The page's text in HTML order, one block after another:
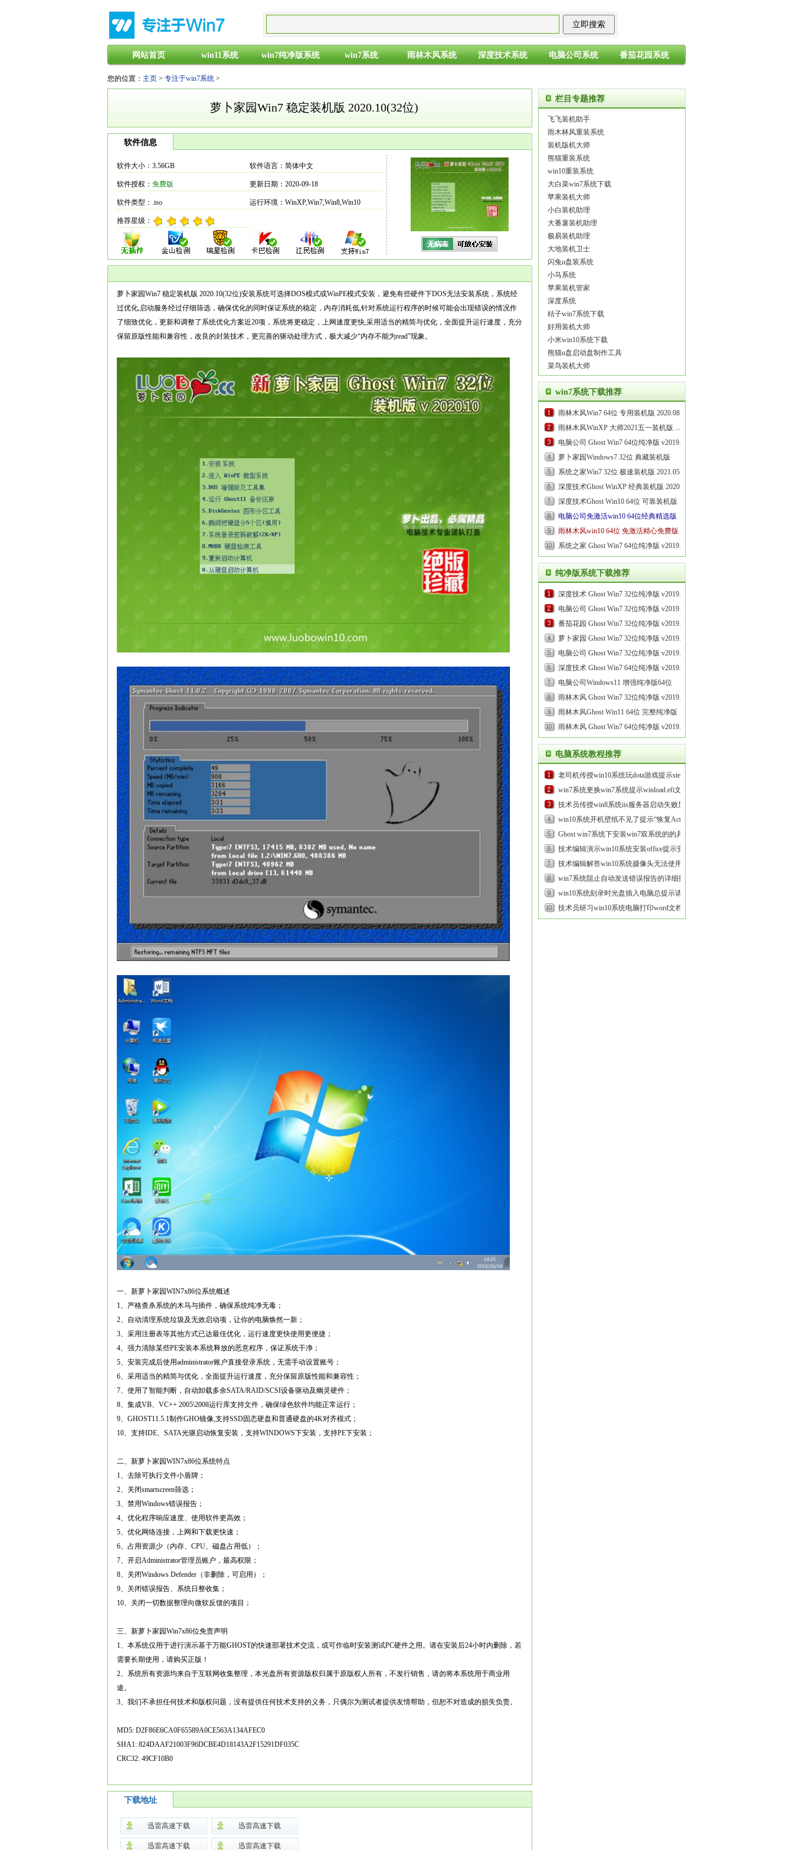
网站首页 win11系统 win7纯净版系统 win7系统 雨林木风系统 深度技术系统 电脑公司系统 番茄花园系统
您的位置： 主页 > 专注于win7系统 >
萝卜家园Win7 稳定装机版 2020.10(32位)
软件信息
软件大小：3.56GB 软件语言：简体中文
软件授权： 免费版 更新日期：2020-09-18
软件类型：.iso 运行环境：WinXP,Win7,Win8,Win10
推荐星级：
萝卜家园Win7 稳定装机版 2020.10(32位)安装系统可选择DOS模式或WinPE模式安装，避免有些硬件下DOS无法安装系统，系统经
过优化,启动服务经过仔细筛选，确保优化的同时保证系统的稳定，内存消耗低,针对系统运行程序的时候可能会出现错误的情况作
了细致优化，更新和调整了系统优化方案近20项，系统将更稳定，上网速度更快,采用适当的精简与优化，全面提升运行速度，充分
保留原版性能和兼容性，改良的封装技术，更完善的驱动处理方式，极大减少“内存不能为read”现象。
一、新萝卜家园WIN7x86位系统概述
1、严格查杀系统的木马与插件，确保系统纯净无毒；
2、自动清理系统垃圾及无效启动项，让你的电脑焕然一新；
3、采用注册表等其他方式已达最佳优化，运行速度更快使用更便捷；
4、强力清除某些PE安装本系统释放的恶意程序，保证系统干净；
5、安装完成后使用administrator账户直接登录系统，无需手动设置账号；
6、采用适当的精简与优化，全面提升运行速度，充分保留原版性能和兼容性；
7、使用了智能判断，自动卸载多余SATA/RAID/SCSI设备驱动及幽灵硬件；
8、集成VB、VC++ 2005\2008运行库支持文件，确保绿色软件均能正常运行；
9、GHOST11.5.1制作GHO镜像,支持SSD固态硬盘和普通硬盘的4K对齐模式；
10、支持IDE、SATA光驱启动恢复安装，支持WINDOWS下安装，支持PE下安装；
二、新萝卜家园WIN7x86位系统特点
1、去除可执行文件小盾牌；
2、关闭smartscreen筛选；
3、禁用Windows错误报告；
4、优化程序响应速度、使用软件更高效；
5、优化网络连接，上网和下载更快速；
6、占用资源少（内存、CPU、磁盘占用低）；
7、开启Administrator管理员账户，最高权限；
8、关闭Windows Defender（非删除，可启用）；
9、关闭错误报告、系统日整收集；
10、关闭一切数据整理向微软反馈的项目；
三、新萝卜家园Win7x86位免责声明
1、本系统仅用于进行演示基于万能GHOST的快速部署技术交流，或可作临时安装测试PC硬件之用。请在安装后24小时内删除，若
需要长期使用，请购买正版！
2、系统所有资源均来自于互联网收集整理，本光盘所有资源版权归属于原版权人所有，不发行销售，请勿将本系统用于商业用
途。
3、我们不承担任何技术和版权问题，没有提供任何技术支持的义务，只偶尔为测试者提供友情帮助，但恕不对造成的损失负责。
MD5: D2F86E6CA0F65589A0CE563A134AFEC0
SHA1: 824DAAF21003F96DCBE4D18143A2F15291DF035C
CRC32: 49CF10B0
下载地址
迅雷高速下载 迅雷高速下载
迅雷高速下载 迅雷高速下载
栏目专题推荐
飞飞装机助手
雨木林风重装系统
装机版机大师
熊猫重装系统
win10重装系统
大白菜win7系统下载
苹果装机大师
小白装机助理
大番薯装机助理
极易装机助理
大地装机卫士
闪兔u盘装系统
小马系统
苹果装机管家
深度系统
桔子win7系统下载
好用装机大师
小米win10系统下载
熊猫u盘启动盘制作工具
菜鸟装机大师
win7系统下载推荐
雨林木风Win7 64位 专用装机版 2020.08...
雨林木风WinXP 大师2021五一装机版 ...
电脑公司 Ghost Win7 64位纯净版 v2019.04...
萝卜家园Windows7 32位 典藏装机版
2021.09...
系统之家Win7 32位 极速装机版 2021.05...
深度技术Ghost WinXP 经典装机版 2020.09...
深度技术Ghost Win10 64位 可靠装机版
2021.06...
电脑公司免激活win10 64位经典精选版
v2022.03...
雨林木风win10 64位 免激活精心免费版
v2021.12...
系统之家 Ghost Win7 64位纯净版 v2019.08...
纯净版系统下载推荐
深度技术 Ghost Win7 32位纯净版 v2019.07...
电脑公司 Ghost Win7 32位纯净版 v2019.06...
番茄花园 Ghost Win7 32位纯净版 v2019.07...
萝卜家园 Ghost Win7 32位纯净版 v2019.06...
电脑公司 Ghost Win7 32位纯净版 v2019.04...
深度技术 Ghost Win7 64位纯净版 v2019.06...
电脑公司Windows11 增强纯净版64位
2021.09...
雨林木风 Ghost Win7 32位纯净版 v2019.09...
雨林木风Ghost Win11 64位 完整纯净版
2021.08...
雨林木风 Ghost Win7 64位纯净版 v2019.05...
电脑系统教程推荐
老司机传授win10系统玩dota游戏提示steam
client not found的步骤...
win7系统更换win7系统提示winload.efi文件
无法验证数字签名的方...
技术员传授win8系统iis服务器启动失败显示
不支持此接口的办法...
win10系统开机壁纸不见了提示“恢复Active
desktop”的修复步骤...
Ghost win7系统下安装win7双系统的的具体
技巧...
技术编辑演示win10系统安装office提示安装
语言不受系统支持的技巧...
技术编辑解答win10系统摄像头无法使用的
教程...
win7系统阻止自动发送错误报告的详细技
巧...
win10系统刻录时光盘插入电脑总提示请插
入光盘的恢复方案...
技术员研习win10系统电脑打印word文档会